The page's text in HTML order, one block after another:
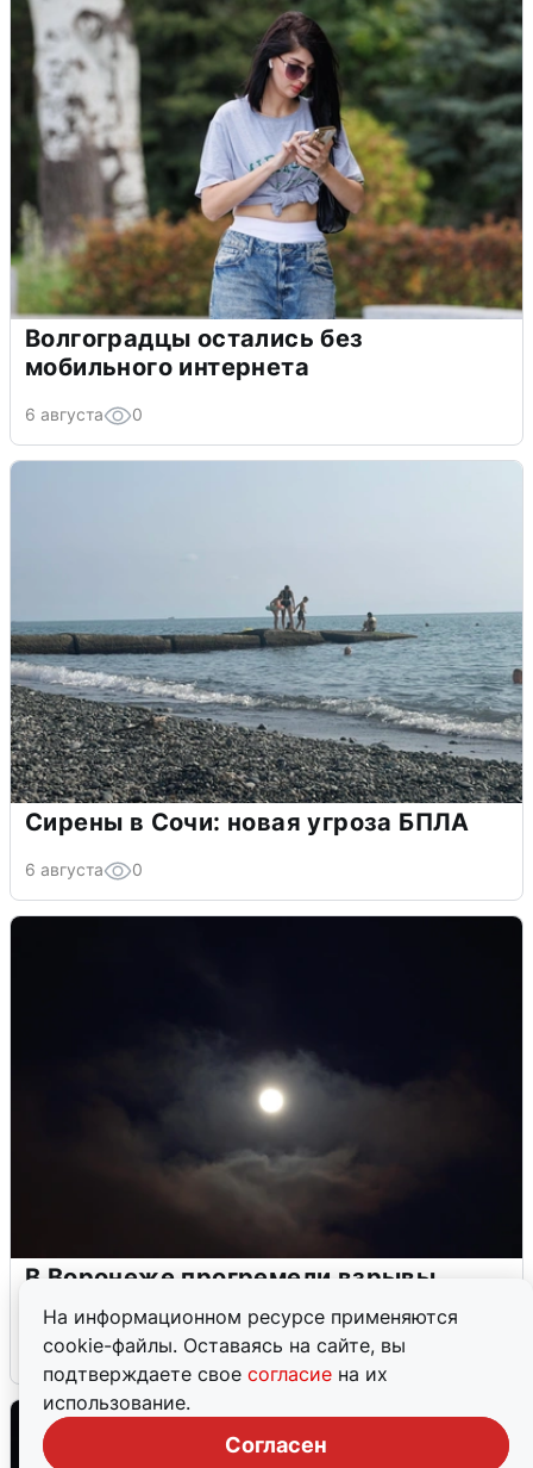
На информационном ресурсе применяются
cookie-файлы. Оставаясь на сайте, вы
подтверждаете свое согласие на их
использование.
Согласен
Волгоградцы остались без
мобильного интернета
6 августа 0
Сирены в Сочи: новая угроза БПЛА
6 августа 0
В Воронеже прогремели взрывы
после сигнала тревоги
5 августа 0